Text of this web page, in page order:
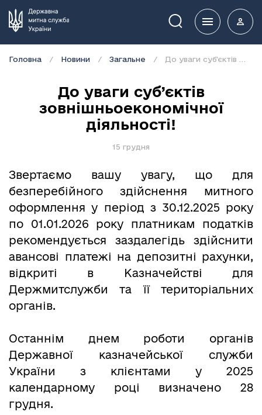
Пошук
Головна Новини Загальне
До уваги суб’єктів
зовнішньоекономічної
діяльності!
15 грудня
Звертаємо вашу увагу, що для
безперебійного здійснення митного
оформлення у період з 30.12.2025 року
по 01.01.2026 року платникам податків
рекомендується заздалегідь здійснити
авансові платежі на депозитні рахунки,
відкриті в Казначействі для
Держмитслужби та її територіальних
органів.
Останнім днем роботи органів
Державної казначейської служби
України з клієнтами у 2025
календарному році визначено 28
грудня.